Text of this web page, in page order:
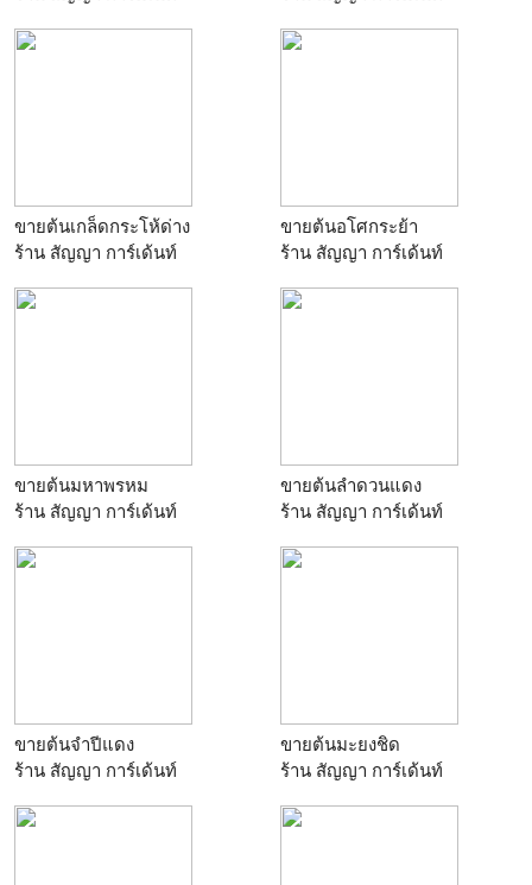
ขายต้นเกล็ดกระโห้ด่าง
ร้าน สัญญา การ์เด้นท์
ขายต้นอโศกระย้า
ร้าน สัญญา การ์เด้นท์
ขายต้นมหาพรหม
ร้าน สัญญา การ์เด้นท์
ขายต้นลำดวนแดง
ร้าน สัญญา การ์เด้นท์
ขายต้นจำปีแดง
ร้าน สัญญา การ์เด้นท์
ขายต้นมะยงชิด
ร้าน สัญญา การ์เด้นท์